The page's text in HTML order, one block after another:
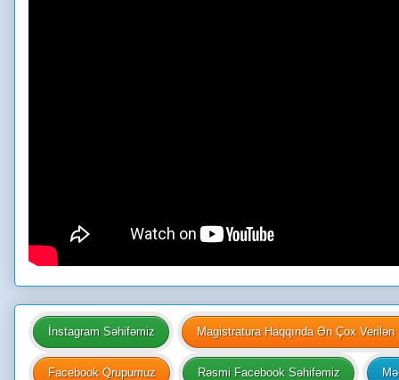
İnstagram Səhifəmiz Magistratura Haqqında Ən Çox Verilən
Facebook Qrupumuz Rəsmi Facebook Səhifəmiz